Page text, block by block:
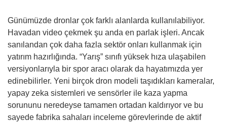
Günümüzde dronlar çok farklı alanlarda kullanılabiliyor.
Havadan video çekmek şu anda en parlak işleri. Ancak
sanılandan çok daha fazla sektör onları kullanmak için
yatırım hazırlığında. “Yarış” sınıfı yüksek hıza ulaşabilen
versiyonlarıyla bir spor aracı olarak da hayatımızda yer
edinebilirler. Yeni birçok dron modeli taşıdıkları kameralar,
yapay zeka sistemleri ve sensörler ile kaza yapma
sorununu neredeyse tamamen ortadan kaldırıyor ve bu
sayede fabrika sahaları inceleme görevlerinde de aktif